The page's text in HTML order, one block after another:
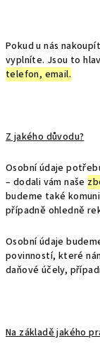
Pokud u nás
vyplníte. Jsou to
telefon, email.
Z jakého důvodu?
Osobní údaje
– dodali vám naše
budeme také
případně ohledně
Osobní údaje
povinností, které
daňové účely,
Na základě jakého